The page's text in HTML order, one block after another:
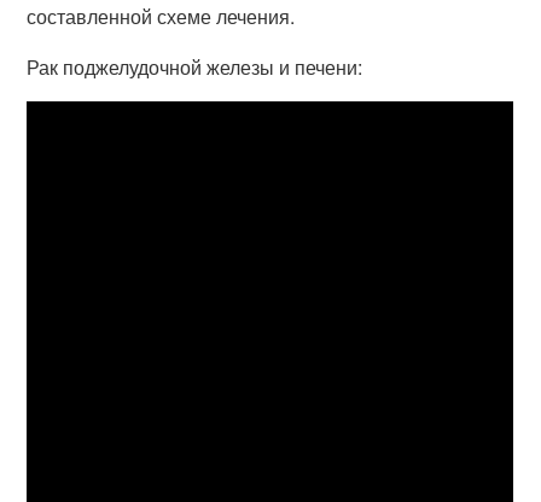
составленной схеме лечения.
Рак поджелудочной железы и печени: